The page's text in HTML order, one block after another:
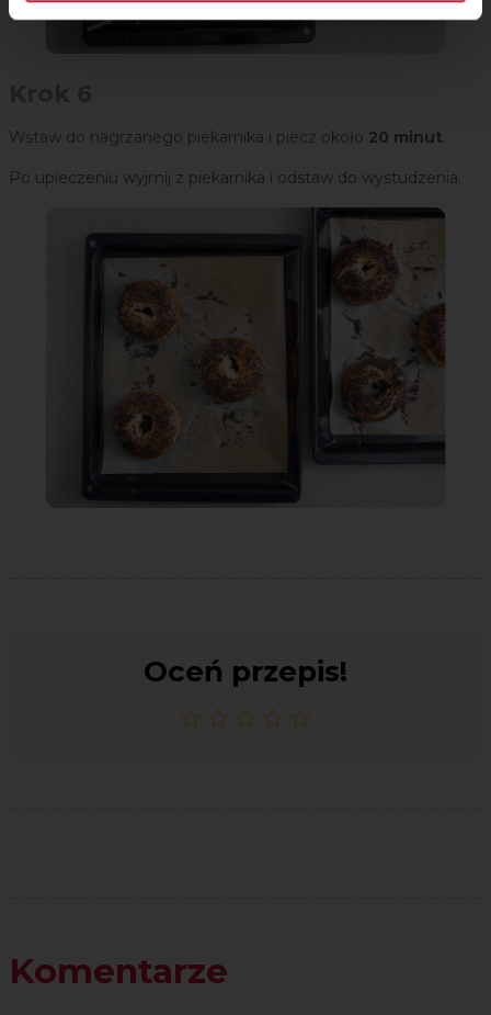
Wstaw do nagrzanego piekarnika i piecz około 20 minut
Po upieczeniu wyjmij z piekarnika i odstaw do wystudzenia.
Oceń przepis!
Komentarze